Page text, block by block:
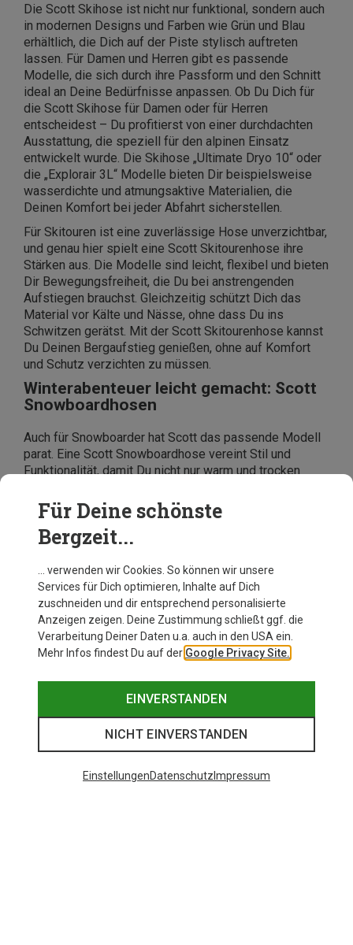
Die Scott Skihose ist nicht nur funktional, sondern auch
in modernen Designs und Farben wie Grün und Blau
erhältlich, die Dich auf der Piste stylisch auftreten
lassen. Für Damen und Herren gibt es passende
Modelle, die sich durch ihre Passform und den Schnitt
ideal an Deine Bedürfnisse anpassen. Ob Du Dich für
die Scott Skihose für Damen oder für Herren
entscheidest – Du profitierst von einer durchdachten
Ausstattung, die speziell für den alpinen Einsatz
entwickelt wurde. Die Skihose „Ultimate Dryo 10“ oder
die „Explorair 3L“ Modelle bieten Dir beispielsweise
wasserdichte und atmungsaktive Materialien, die
Deinen Komfort bei jeder Abfahrt sicherstellen.
Für Skitouren ist eine zuverlässige Hose unverzichtbar,
und genau hier spielt eine Scott Skitourenhose ihre
Stärken aus. Die Modelle sind leicht, flexibel und bieten
Dir Bewegungsfreiheit, die Du bei anstrengenden
Aufstiegen brauchst. Gleichzeitig schützt Dich das
Material vor Kälte und Nässe, ohne dass Du ins
Schwitzen gerätst. Mit der Scott Skitourenhose kannst
Du Deinen Bergaufstieg genießen, ohne auf Komfort
und Schutz verzichten zu müssen.
Winterabenteuer leicht gemacht: Scott
Snowboardhosen
Auch für Snowboarder hat Scott das passende Modell
parat. Eine Scott Snowboardhose vereint Stil und
Funktionalität, damit Du nicht nur warm und trocken
Hosen sind speziell für die Anforderungen auf dem
Snowboard konzipiert und sorgen dafür, dass Du Dich
voll auf Deine Tricks und Turns konzentrieren kannst,
ohne von der Ausrüstung eingeschränkt zu werden.
Für Deine schönste
Bergzeit...
… verwenden wir Cookies. So können wir unsere
Services für Dich optimieren, Inhalte auf Dich
zuschneiden und dir entsprechend personalisierte
Anzeigen zeigen. Deine Zustimmung schließt ggf. die
Verarbeitung Deiner Daten u.a. auch in den USA ein.
Mehr Infos findest Du auf der Google Privacy Site.
EINVERSTANDEN
NICHT EINVERSTANDEN
EinstellungenDatenschutz Impressum